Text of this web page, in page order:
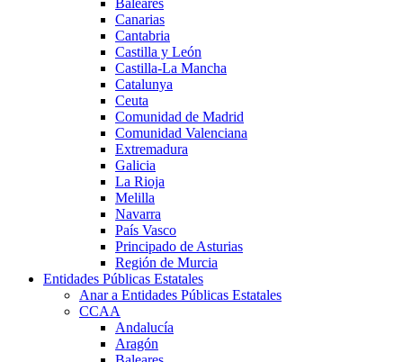
Canarias
Cantabria
Castilla y León
Castilla-La Mancha
Catalunya
Ceuta
Comunidad de Madrid
Comunidad Valenciana
Extremadura
Galicia
La Rioja
Melilla
Navarra
País Vasco
Principado de Asturias
Región de Murcia
Entidades Públicas Estatales
Anar a Entidades Públicas Estatales
CCAA
Andalucía
Aragón